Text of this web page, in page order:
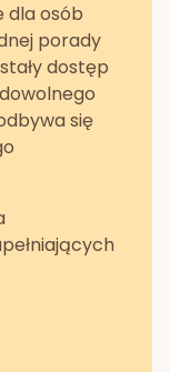
dla osób
porady
dostęp
się